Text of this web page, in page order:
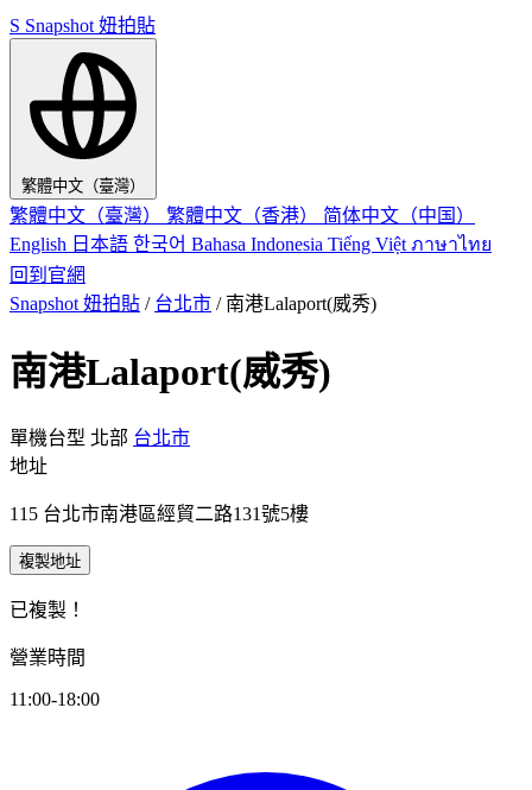
S Snapshot 妞拍貼
繁體中文（臺灣）
繁體中文（臺灣） 繁體中文（香港） 简体中文（中国）
English 日本語 한국어 Bahasa Indonesia Tiếng Việt ภาษาไทย
回到官網
Snapshot 妞拍貼 / 台北市 / 南港Lalaport(威秀)
南港Lalaport(威秀)
單機台型 北部 台北市
地址
115 台北市南港區經貿二路131號5樓
複製地址
已複製！
營業時間
11:00-18:00